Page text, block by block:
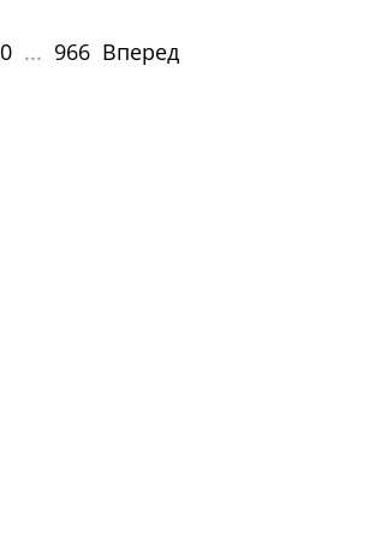
... 966 Вперед